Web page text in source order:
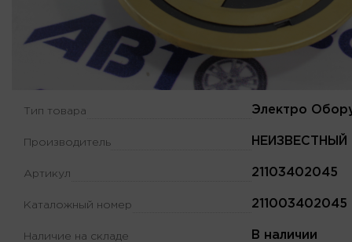
Тип товара Электро
Производитель НЕИЗВЕСТНЫЙ
Артикул 21103402045
Каталожный номер 211003402045
Наличие на складе В наличии